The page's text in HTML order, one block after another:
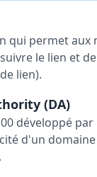
qui permet aux
le lien et
lien).
(DA)
développé
d'un domaine